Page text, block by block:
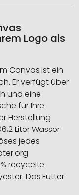
Logo als
Canvas ist ein
Er verfügt über
und eine
für Ihre
Herstellung
Liter Wasser
jedes
recycelte
Das Futter